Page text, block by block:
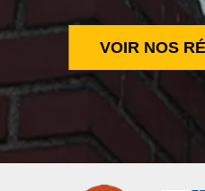
VOIR NOS